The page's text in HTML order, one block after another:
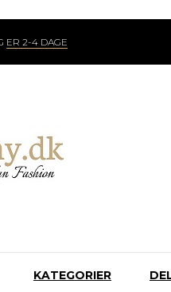
ER 2-4 DAGE
KATEGORIER